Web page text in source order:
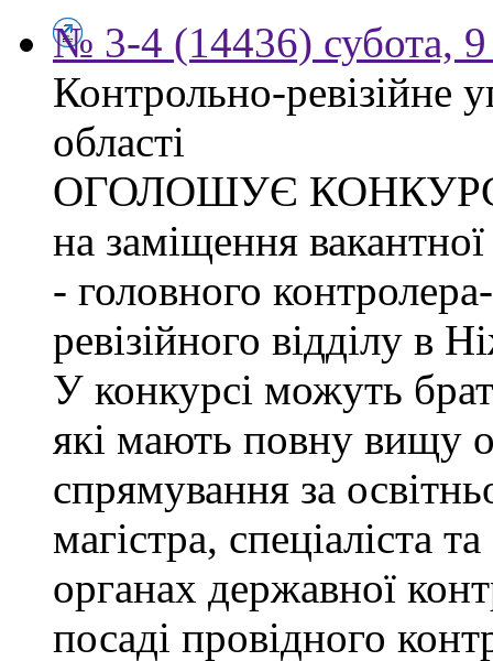
№ 3-4 (14436) субота, 9
Контрольно-ревізійне
області
ОГОЛОШУЄ
на заміщення
- головного
ревізійного відділу в
У конкурсі можуть
які мають повну вищу
спрямування за
магістра, спеціаліста
органах державної
посаді провідного